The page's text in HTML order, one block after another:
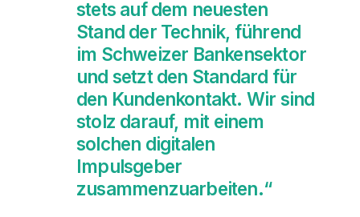
stets auf dem neuesten
Stand der Technik, führend
im Schweizer Bankensektor
und setzt den Standard für
den Kundenkontakt. Wir sind
stolz darauf, mit einem
solchen digitalen
Impulsgeber
zusammenzuarbeiten.“